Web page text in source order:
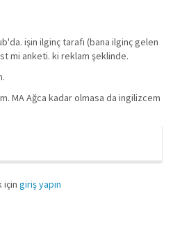
işin ilginç tarafı (bana ilginç gelen
mi anketi. ki reklam şeklinde.
MA Ağca kadar olmasa da ingilizcem
için giriş yapın